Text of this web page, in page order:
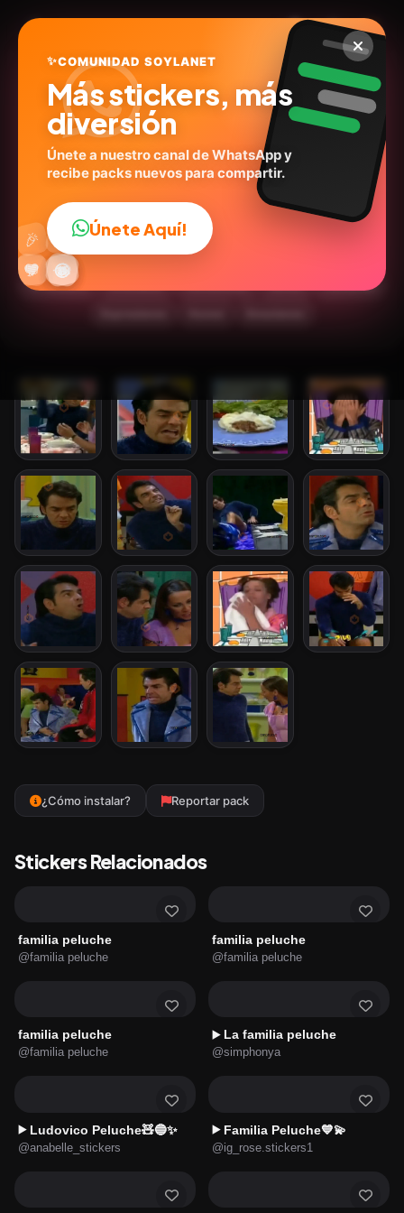
👨‍👩‍👧‍👦 Familia Peluche 🧣
🧥
@carols.zdio
15stickers Personas
¿Cómo instalar? Reportar pack
Stickers Relacionados
familia peluche
@familia peluche
familia peluche
@familia peluche
familia peluche
@familia peluche
▶️ La familia peluche
@simphonya
▶️ Ludovico Peluche🧸🔵✨
@anabelle_stickers
▶️ Familia Peluche💙💫
@ig_rose.stickers1
😎
😂
🔥
💬
❤️ ✨
🤩
😜
🎉 👍
✨COMUNIDAD SOYLANET
Más stickers, más
diversión
Únete a nuestro canal de WhatsApp y
recibe packs nuevos para compartir.
Únete Aquí!